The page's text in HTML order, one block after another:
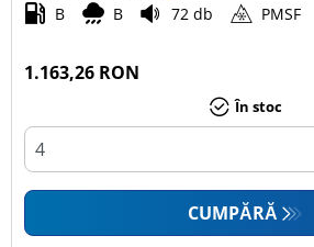
B B 72 db PMSF
1.163,26 RON
În stoc
CUMPĂRĂ